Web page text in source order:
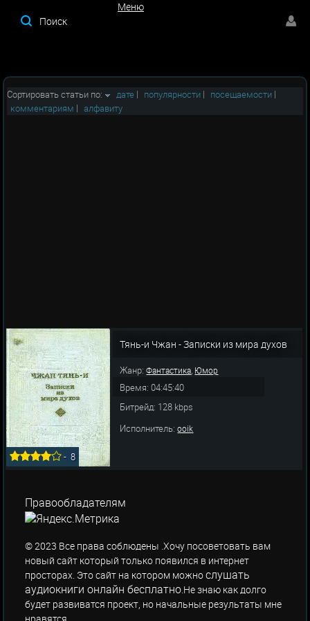
Меню
Сортировать статьи по: дате | популярности | посещаемости |
комментариям | алфавиту
-8
Тянь-и Чжан - Записки из мира духов
Жанр:Фантастика, Юмор
Время: 04:45:40
Битрейд: 128 kbps
Исполнитель:ooik
Правообладателям
© 2023 Все права соблюдены .Хочу посоветовать вам
новый сайт который только появился в интернет
просторах. Это сайт на котором можнослушать
аудиокниги онлайн бесплатно.Не знаю как долго
будет развиватся проект, но начальные результаты мне